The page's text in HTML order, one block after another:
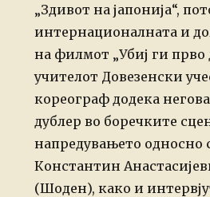
„Здивот на јапонија“,
интернационалната и
на филмот „Убиј ги прво
учителот Довезенски
кореограф додека
дублер во боречките
напредувањето
Константин
(Шоден), како и